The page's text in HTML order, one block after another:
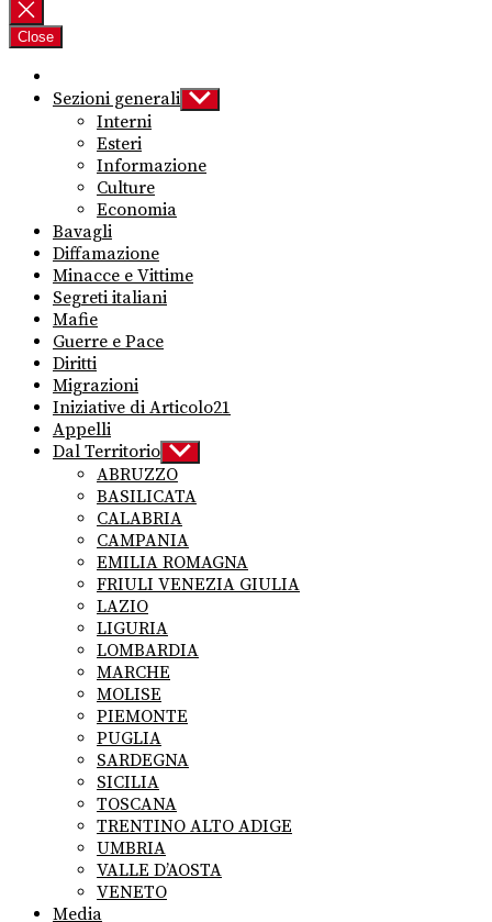
per:
Close
Sezioni generali Show
sub
Interni
Esteri
Informazione
Culture
Economia
Bavagli
Diffamazione
Minacce e Vittime
Segreti italiani
Mafie
Guerre e Pace
Diritti
Migrazioni
Iniziative di Articolo21
Appelli
Dal Territorio Show
sub
menu
ABRUZZO
BASILICATA
CALABRIA
CAMPANIA
EMILIA ROMAGNA
FRIULI VENEZIA GIULIA
LAZIO
LIGURIA
LOMBARDIA
MARCHE
MOLISE
PIEMONTE
PUGLIA
SARDEGNA
SICILIA
TOSCANA
TRENTINO ALTO ADIGE
UMBRIA
VALLE D’AOSTA
VENETO
Media